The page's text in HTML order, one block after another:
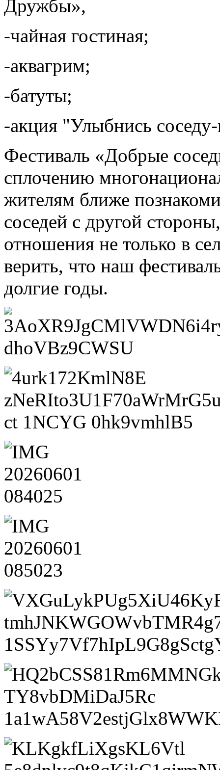
Дружбы»,
-чайная гостиная;
-аквагрим;
-батуты;
-акция "Улыбнись
Фестиваль «Добрые
сплочению
жителям ближе
соседей с другой
отношения не только в
верить, что наш
долгие годы.